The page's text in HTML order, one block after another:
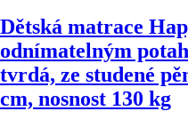
Dětská matrace
odnímatelným
tvrdá, ze studené
cm, nosnost 130 kg